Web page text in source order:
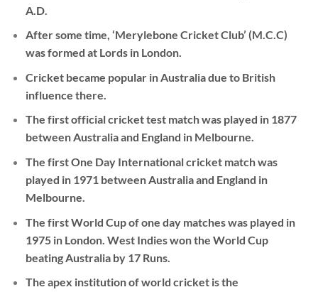
A.D.
After some time, ‘Merylebone Cricket Club’ (M.C.C)
was formed at Lords in London.
Cricket became popular in Australia due to British
influence there.
The first official cricket test match was played in 1877
between Australia and England in Melbourne.
The first One Day International cricket match was
played in 1971 between Australia and England in
Melbourne.
The first World Cup of one day matches was played in
1975 in London. West Indies won the World Cup
beating Australia by 17 Runs.
The apex institution of world cricket is the